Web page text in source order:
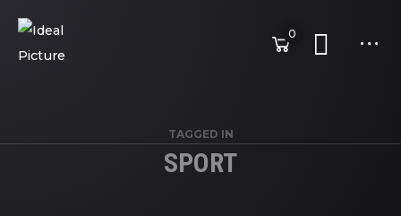
0
TAGGED IN
SPORT